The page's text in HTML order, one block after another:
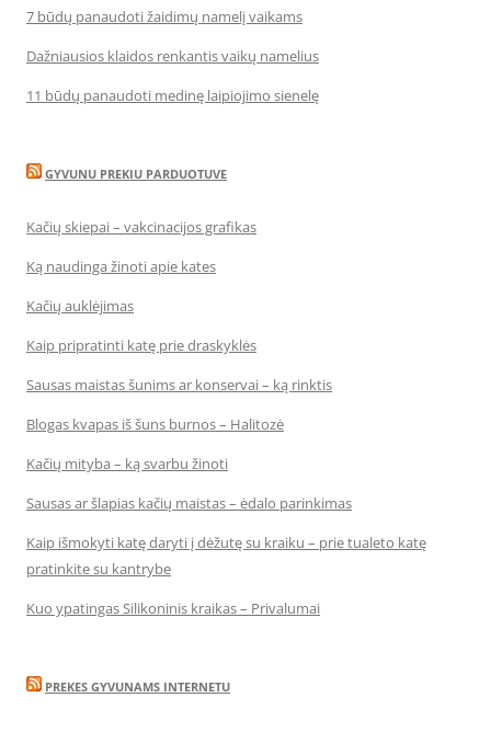
7 būdų panaudoti žaidimų namelį vaikams
Dažniausios klaidos renkantis vaikų namelius
11 būdų panaudoti medinę laipiojimo sienelę
GYVUNU PREKIU PARDUOTUVE
Kačių skiepai – vakcinacijos grafikas
Ką naudinga žinoti apie kates
Kačių auklėjimas
Kaip pripratinti katę prie draskyklės
Sausas maistas šunims ar konservai – ką rinktis
Blogas kvapas iš šuns burnos – Halitozė
Kačių mityba – ką svarbu žinoti
Sausas ar šlapias kačių maistas – ėdalo parinkimas
Kaip išmokyti katę daryti į dėžutę su kraiku – prie tualeto katę
pratinkite su kantrybe
Kuo ypatingas Silikoninis kraikas – Privalumai
PREKES GYVUNAMS INTERNETU